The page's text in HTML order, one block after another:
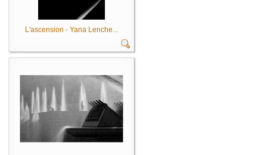
L'ascension - Yana Lenche...